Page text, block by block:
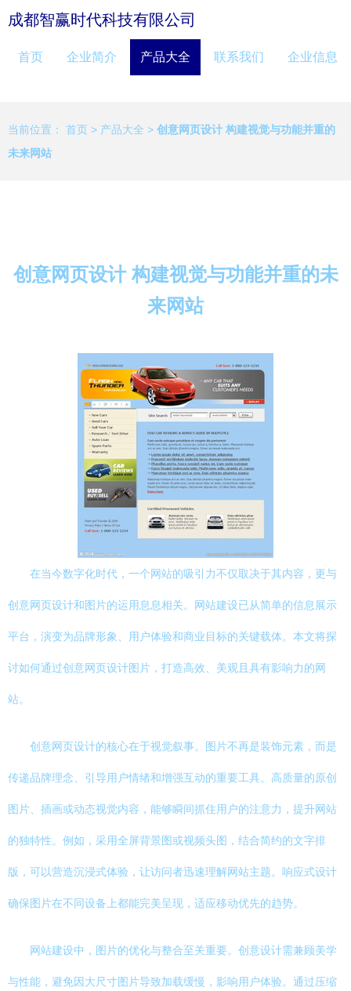
成都智赢时代科技有限公司
首页 企业简介 产品大全 联系我们 企业信息
当前位置： 首页 > 产品大全 > 创意网页设计 构建视觉与功能并重的
未来网站
创意网页设计 构建视觉与功能并重的未
来网站
在当今数字化时代，一个网站的吸引力不仅取决于其内容，更与
创意网页设计和图片的运用息息相关。网站建设已从简单的信息展示
平台，演变为品牌形象、用户体验和商业目标的关键载体。本文将探
讨如何通过创意网页设计图片，打造高效、美观且具有影响力的网
站。
创意网页设计的核心在于视觉叙事。图片不再是装饰元素，而是
传递品牌理念、引导用户情绪和增强互动的重要工具。高质量的原创
图片、插画或动态视觉内容，能够瞬间抓住用户的注意力，提升网站
的独特性。例如，采用全屏背景图或视频头图，结合简约的文字排
版，可以营造沉浸式体验，让访问者迅速理解网站主题。响应式设计
确保图片在不同设备上都能完美呈现，适应移动优先的趋势。
网站建设中，图片的优化与整合至关重要。创意设计需兼顾美学
与性能，避免因大尺寸图片导致加载缓慢，影响用户体验。通过压缩